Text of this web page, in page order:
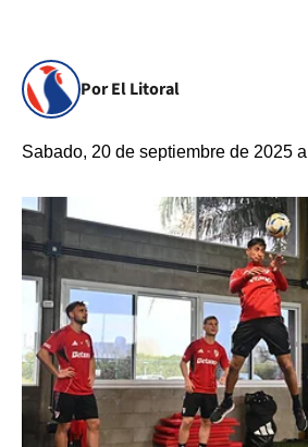
Por El Litoral
Sabado, 20 de septiembre de 2025